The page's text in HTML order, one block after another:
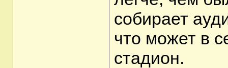
собирает
что может в
стадион.